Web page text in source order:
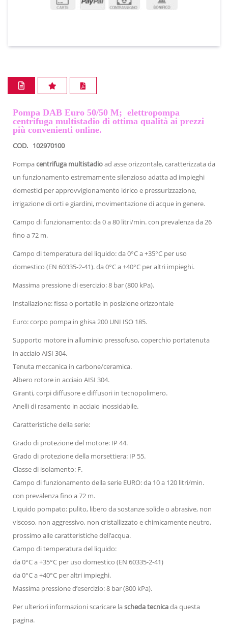
Pompa DAB Euro 50/50 M; elettropompa
centrifuga multistadio di ottima qualità ai prezzi
più convenienti online.
COD. 102970100
Pompacentrifuga multistadioad asse orizzontale, caratterizzata da
un funzionamento estremamente silenzioso adatta ad impieghi
domestici per approvvigionamento idrico e pressurizzazione,
irrigazione di orti e giardini, movimentazione di acque in genere.
Campo di funzionamento: da 0 a 80 litri/min. con prevalenza da 26
fino a 72 m.
Campo di temperatura del liquido: da 0°C a +35°C per uso
domestico (EN 60335-2-41). da 0°C a +40°C per altri impieghi.
Massima pressione di esercizio: 8 bar (800 kPa).
Installazione: fissa o portatile in posizione orizzontale
Euro: corpo pompa in ghisa 200 UNI ISO 185.
Supporto motore in alluminio pressofuso, coperchio portatenuta
in acciaio AISI 304.
Tenuta meccanica in carbone/ceramica.
Albero rotore in acciaio AISI 304.
Giranti, corpi diffusore e diffusori in tecnopolimero.
Anelli di rasamento in acciaio inossidabile.
Caratteristiche della serie:
Grado di protezione del motore: IP 44.
Grado di protezione della morsettiera: IP 55.
Classe di isolamento: F.
Campo di funzionamento della serie EURO: da 10 a 120 litri/min.
con prevalenza fino a 72 m.
Liquido pompato: pulito, libero da sostanze solide o abrasive, non
viscoso, non aggressivo, non cristallizzato e chimicamente neutro,
prossimo alle caratteristiche dell’acqua.
Campo di temperatura del liquido:
da 0°C a +35°C per uso domestico (EN 60335-2-41)
da 0°C a +40°C per altri impieghi.
Massima pressione d’esercizio: 8 bar (800 kPa).
Per ulteriori informazioni scaricare lascheda tecnicada questa
pagina.